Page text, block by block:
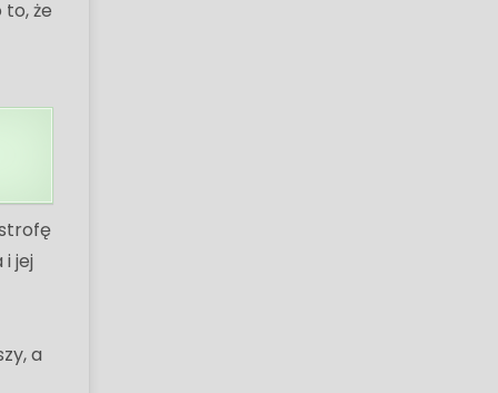
że
jej
a